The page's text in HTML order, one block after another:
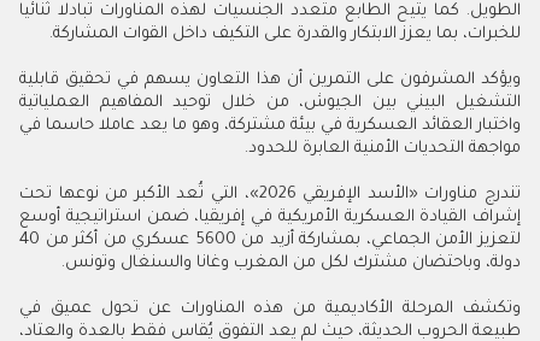
الطويل. كما يتيح الطابع متعدد الجنسيات لهذه المناورات تبادلا ثنائيا
للخبرات، بما يعزز الابتكار والقدرة على التكيف داخل القوات المشاركة.
ويؤكد المشرفون على التمرين أن هذا التعاون يسهم في تحقيق قابلية
التشغيل البيني بين الجيوش، من خلال توحيد المفاهيم العملياتية
واختبار العقائد العسكرية في بيئة مشتركة، وهو ما يعد عاملا حاسما في
مواجهة التحديات الأمنية العابرة للحدود.
تندرج مناورات «الأسد الإفريقي 2026»، التي تُعد الأكبر من نوعها تحت
إشراف القيادة العسكرية الأمريكية في إفريقيا، ضمن استراتيجية أوسع
لتعزيز الأمن الجماعي، بمشاركة أزيد من 5600 عسكري من أكثر من 40
دولة، وباحتضان مشترك لكل من المغرب وغانا والسنغال وتونس.
وتكشف المرحلة الأكاديمية من هذه المناورات عن تحول عميق في
طبيعة الحروب الحديثة، حيث لم يعد التفوق يُقاس فقط بالعدة والعتاد،